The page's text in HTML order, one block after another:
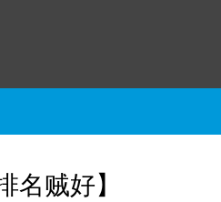
名贼好】